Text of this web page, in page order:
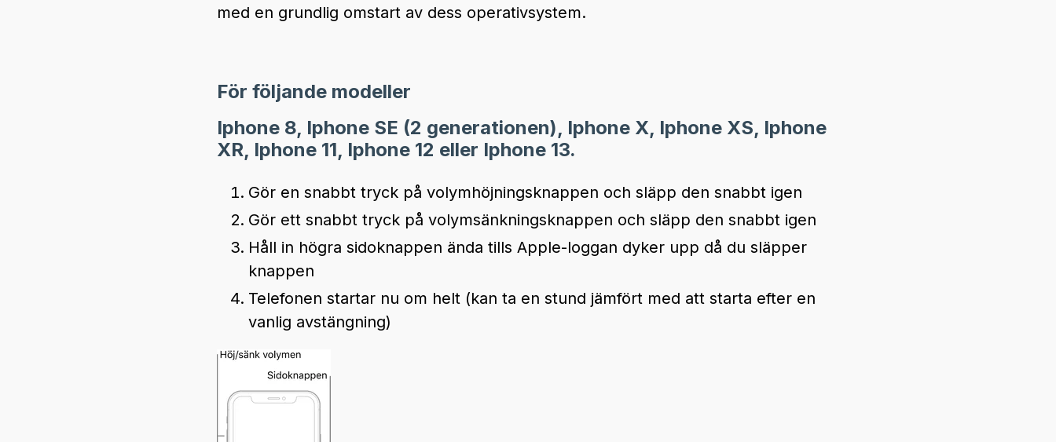
med en grundlig omstart av dess operativsystem.
För följande modeller
Iphone 8, Iphone SE (2 generationen), Iphone X, Iphone XS, Iphone
XR, Iphone 11, Iphone 12 eller Iphone 13.
Gör en snabbt tryck på volymhöjningsknappen och släpp den snabbt igen
Gör ett snabbt tryck på volymsänkningsknappen och släpp den snabbt igen
Håll in högra sidoknappen ända tills Apple-loggan dyker upp då du släpper
knappen
Telefonen startar nu om helt (kan ta en stund jämfört med att starta efter en
vanlig avstängning)